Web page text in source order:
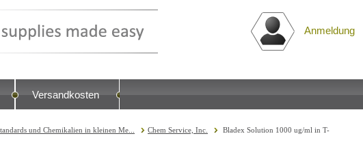
Anmeldung
Versandkosten
und Chemikalien in kleinen Me... Chem Service, Inc.
Bladex Solution 1000 ug/ml in T-